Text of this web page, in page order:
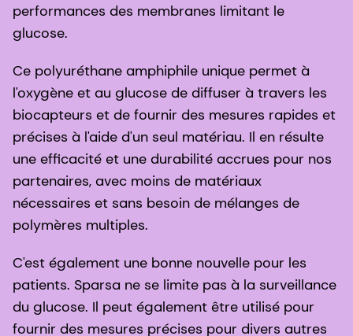
performances des membranes limitant le
glucose.
Ce polyuréthane amphiphile unique permet à
l'oxygène et au glucose de diffuser à travers les
biocapteurs et de fournir des mesures rapides et
précises à l'aide d'un seul matériau. Il en résulte
une efficacité et une durabilité accrues pour nos
partenaires, avec moins de matériaux
nécessaires et sans besoin de mélanges de
polymères multiples.
C'est également une bonne nouvelle pour les
patients. Sparsa ne se limite pas à la surveillance
du glucose. Il peut également être utilisé pour
fournir des mesures précises pour divers autres